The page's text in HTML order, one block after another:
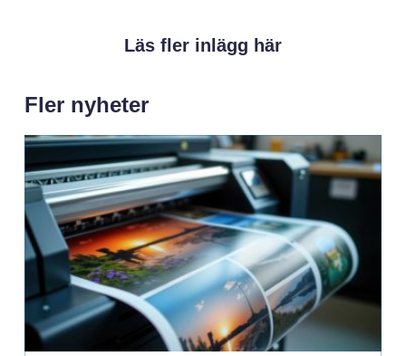
Läs fler inlägg här
Fler nyheter